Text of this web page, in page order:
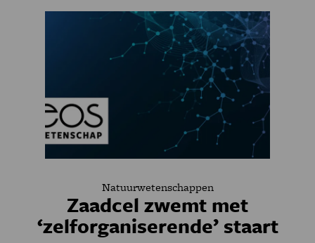
Natuurwetenschappen
Zaadcel zwemt met
‘zelforganiserende’ staart